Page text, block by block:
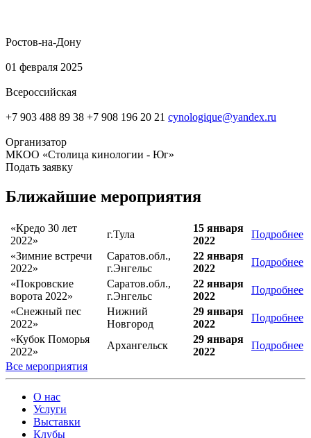
Ростов-на-Дону
01 февраля 2025
Всероссийская
+7 903 488 89 38 +7 908 196 20 21 cynologique@yandex.ru
Организатор
МКОО «Столица кинологии - Юг»
Подать заявку
Ближайшие мероприятия
«Кредо 30 лет
2022»
г.Тула
15 января
2022
Подробнее
«Зимние встречи
2022»
Саратов.обл.,
г.Энгельс
22 января
2022
Подробнее
«Покровские
ворота 2022»
Саратов.обл.,
г.Энгельс
22 января
2022
Подробнее
«Снежный пес
2022»
Нижний
Новгород
29 января
2022
Подробнее
«Кубок Поморья
2022»
Архангельск
29 января
2022
Подробнее
Все мероприятия
О нас
Услуги
Выставки
Клубы